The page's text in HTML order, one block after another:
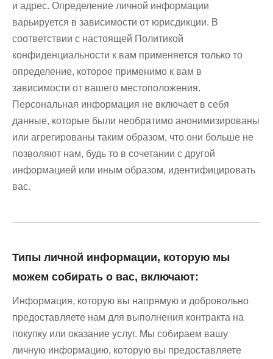
и адрес. Определение личной информации
варьируется в зависимости от юрисдикции. В
соответствии с настоящей Политикой
конфиденциальности к вам применяется только то
определение, которое применимо к вам в
зависимости от вашего местоположения.
Персональная информация не включает в себя
данные, которые были необратимо анонимизированы
или агрегированы таким образом, что они больше не
позволяют нам, будь то в сочетании с другой
информацией или иным образом, идентифицировать
вас.
Типы личной информации, которую мы
можем собирать о вас, включают:
Информация, которую вы напрямую и добровольно
предоставляете нам для выполнения контракта на
покупку или оказание услуг. Мы собираем вашу
личную информацию, которую вы предоставляете